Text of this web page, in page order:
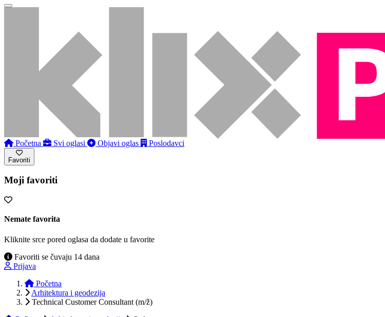
Početna Svi oglasi Objavi oglas Poslodavci
Favoriti
Moji favoriti
Nemate favorita
Kliknite srce pored oglasa da dodate u favorite
Favoriti se čuvaju 14 dana
Prijava
Početna
Arhitektura i geodezija
Technical Customer Consultant (m/ž)